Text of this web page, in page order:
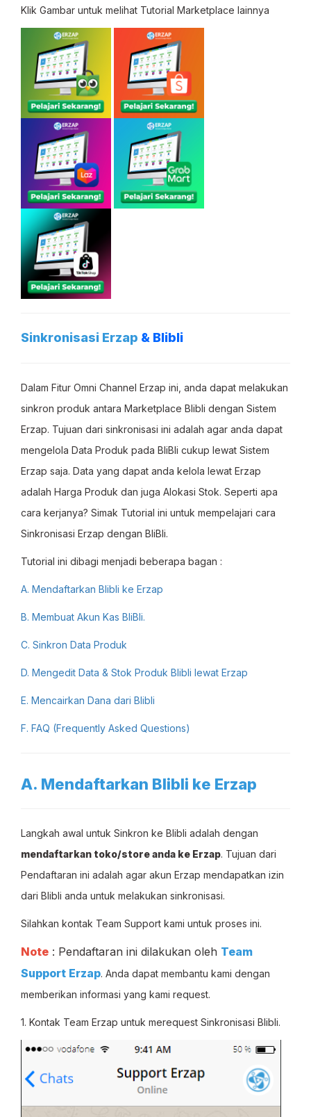
Klik Gambar untuk melihat Tutorial Marketplace lainnya
Sinkronisasi Erzap & Blibli
Dalam Fitur Omni Channel Erzap ini, anda dapat melakukan
sinkron produk antara Marketplace Blibli dengan Sistem
Erzap. Tujuan dari sinkronisasi ini adalah agar anda dapat
mengelola Data Produk pada BliBli cukup lewat Sistem
Erzap saja. Data yang dapat anda kelola lewat Erzap
adalah Harga Produk dan juga Alokasi Stok. Seperti apa
cara kerjanya? Simak Tutorial ini untuk mempelajari cara
Sinkronisasi Erzap dengan BliBli.
Tutorial ini dibagi menjadi beberapa bagan :
A. Mendaftarkan Blibli ke Erzap
B. Membuat Akun Kas BliBli.
C. Sinkron Data Produk
D. Mengedit Data & Stok Produk Blibli lewat Erzap
E. Mencairkan Dana dari Blibli
F. FAQ (Frequently Asked Questions)
A. Mendaftarkan Blibli ke Erzap
Langkah awal untuk Sinkron ke Blibli adalah dengan
mendaftarkan toko/store anda ke Erzap. Tujuan dari
Pendaftaran ini adalah agar akun Erzap mendapatkan izin
dari Blibli anda untuk melakukan sinkronisasi.
Silahkan kontak Team Support kami untuk proses ini.
Note : Pendaftaran ini dilakukan oleh Team
Support Erzap. Anda dapat membantu kami dengan
memberikan informasi yang kami request.
1. Kontak Team Erzap untuk merequest Sinkronisasi Blibli.